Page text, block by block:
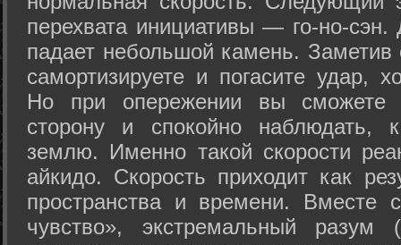
перехвата инициативы — го-но-
падает небольшой камень.
самортизируете и погасите удар,
Но при опережении вы сможете
сторону и спокойно наблюдать,
землю. Именно такой скорости
айкидо. Скорость приходит как
пространства и времени. Вместе
чувство», экстремальный разум